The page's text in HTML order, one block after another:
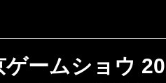
ゲームショウ